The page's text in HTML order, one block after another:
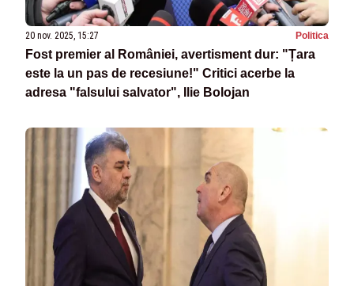
20 nov. 2025, 15:27 Politica
Fost premier al României, avertisment dur: "Țara
este la un pas de recesiune!" Critici acerbe la
adresa "falsului salvator", Ilie Bolojan